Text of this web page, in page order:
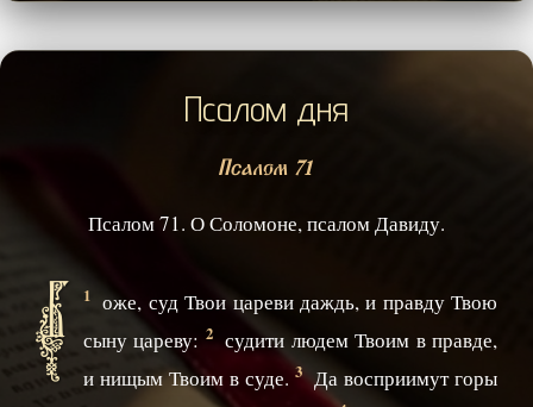
Псалом дня
Псалом 71
Псалом 71. О Соломоне, псалом Давиду.
1
Б
оже, суд Твои цареви даждь, и правду Твою
сыну цареву: 2 судити людем Твоим в правде,
и нищым Твоим в суде. 3 Да восприимут горы